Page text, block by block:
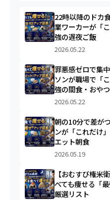
22時以降のドカ
業ワーカーが「
強の遅夜ご飯
2026.05.22
罪悪感ゼロで集
ソンが職場で「
強の間食・おやつ
2026.05.22
朝の10分で差が
ンが「これだけ
エット朝食
2026.05.19
【おむすび権米
べても痩せる「
厳選リスト